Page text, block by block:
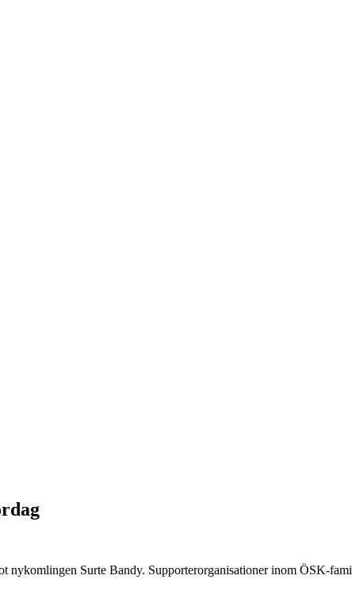
nykomlingen Surte Bandy. Supporterorganisationer inom ÖSK-